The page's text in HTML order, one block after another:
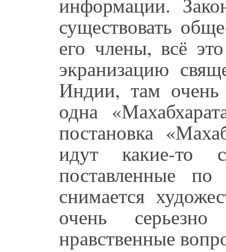
существовать
его члены, всё
экранизацию
Индии, там очень
одна
постановка
идут какие-то
поставленные
снимается
очень серьезно
нравственные